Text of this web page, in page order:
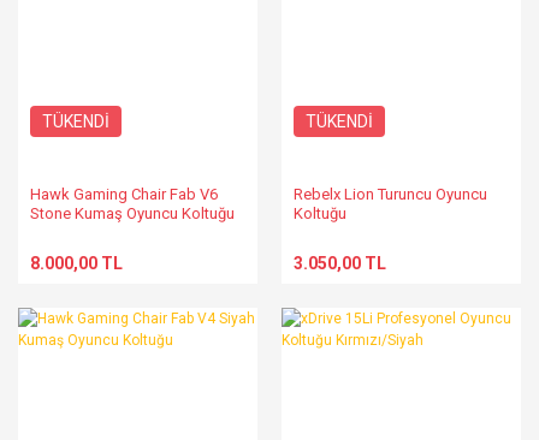
TÜKENDİ
Hawk Gaming Chair Fab V6
Stone Kumaş Oyuncu Koltuğu
8.000,00 TL
TÜKENDİ
Rebelx Lion Turuncu Oyuncu
Koltuğu
3.050,00 TL